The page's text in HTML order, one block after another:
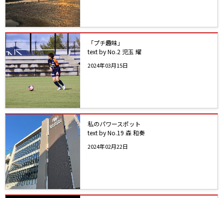
「プチ趣味」
text by No.2 児玉 耀
2024年03月15日
私のパワースポット
text by No.19 森 和奏
2024年02月22日